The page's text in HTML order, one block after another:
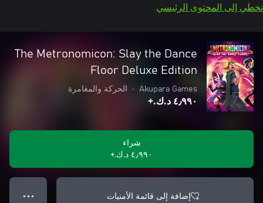
تخطي إلى المحتوى الرئيسي
The Metronomicon: Slay the Dance
Floor Deluxe Edition
Akupara Games
• الحركة والمغامرة
٤٫٩٩٠ د.ك.‏+
شراء
٤٫٩٩٠ د.ك.‏+
إضافة إلى قائمة الأمنيات ● ● ●